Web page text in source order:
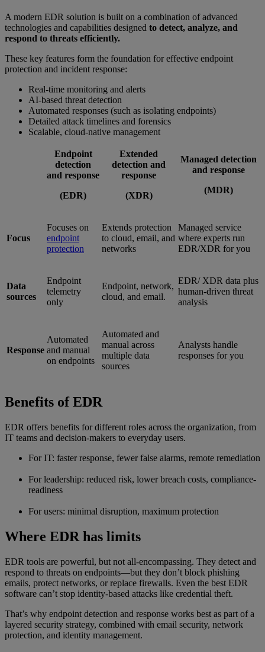
A modern EDR solution is built on a combination of advanced
technologies and capabilities designed to detect, analyze, and
respond to threats efficiently.
These key features form the foundation for effective endpoint
protection and incident response:
Real-time monitoring and alerts
AI-based threat detection
Automated responses (such as isolating endpoints)
Detailed attack timelines and forensics
Scalable, cloud-native management
Endpoint
detection
and response
(EDR)
Extended
detection and
response
(XDR)
Managed detection
and response
(MDR)
Focus
Focuses on
endpoint
protection
Extends protection
to cloud, email, and
networks
Managed service
where experts run
EDR/XDR for you
Data
sources
Endpoint
telemetry
only
Endpoint, network,
cloud, and email.
EDR/ XDR data plus
human-driven threat
analysis
Response
Automated
and manual
on endpoints
Automated and
manual across
multiple data
sources
Analysts handle
responses for you
Benefits of EDR
EDR offers benefits for different roles across the organization, from
IT teams and decision-makers to everyday users.
For IT: faster response, fewer false alarms, remote remediation
For leadership: reduced risk, lower breach costs, compliance-
readiness
For users: minimal disruption, maximum protection
Where EDR has limits
EDR tools are powerful, but not all-encompassing. They detect and
respond to threats on endpoints—but they don’t block phishing
emails, protect networks, or replace firewalls. Even the best EDR
software can’t stop identity-based attacks like credential theft.
That’s why endpoint detection and response works best as part of a
layered security strategy, combined with email security, network
protection, and identity management.